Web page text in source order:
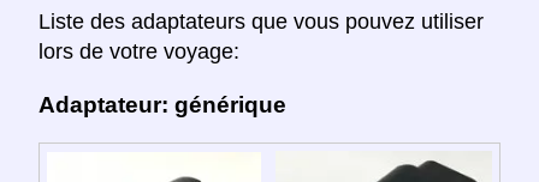
Liste des adaptateurs que vous pouvez utiliser
lors de votre voyage:
Adaptateur: générique